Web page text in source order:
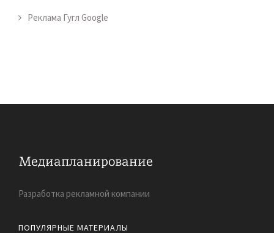
Реклама Гугл Google
Разработка рекламной компании
ПОПУЛЯРНЫЕ МАТЕРИАЛЫ